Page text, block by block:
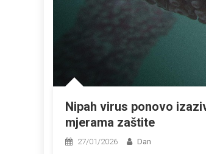
Nipah virus ponovo
mjerama zaštite
27/01/2026 Dan